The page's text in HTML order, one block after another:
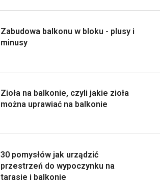
Zabudowa balkonu w bloku - plusy i
minusy
Zioła na balkonie, czyli jakie zioła
można uprawiać na balkonie
30 pomysłów jak urządzić
przestrzeń do wypoczynku na
tarasie i balkonie